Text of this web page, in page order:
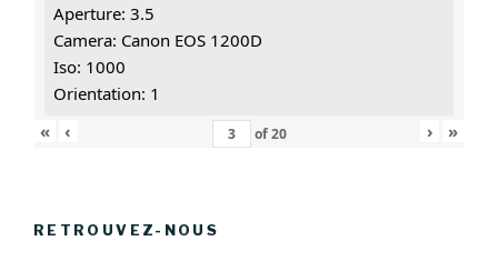
Aperture: 3.5
Camera: Canon EOS 1200D
Iso: 1000
Orientation: 1
«
‹ of20 › »
RETROUVEZ-NOUS